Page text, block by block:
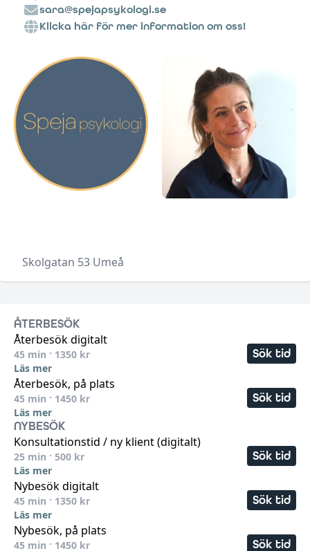
sara@spejapsykologi.se
Klicka här för mer information om oss!
Skolgatan 53 Umeå
ÅTERBESÖK
Återbesök digitalt
45 min · 1350 kr
Läs mer
Sök tid
Återbesök, på plats
45 min · 1450 kr
Läs mer
Sök tid
NYBESÖK
Konsultationstid / ny klient (digitalt)
25 min · 500 kr
Läs mer
Sök tid
Nybesök digitalt
45 min · 1350 kr
Läs mer
Sök tid
Nybesök, på plats
45 min · 1450 kr Sök tid